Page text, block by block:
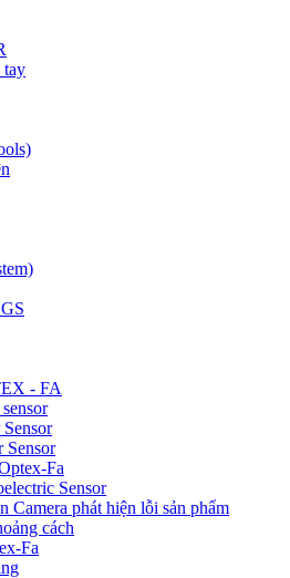
tay
- FA
Sensor
Fa
Sensor
Camera phát hiện lỗi sản phẩm
cách
Fa